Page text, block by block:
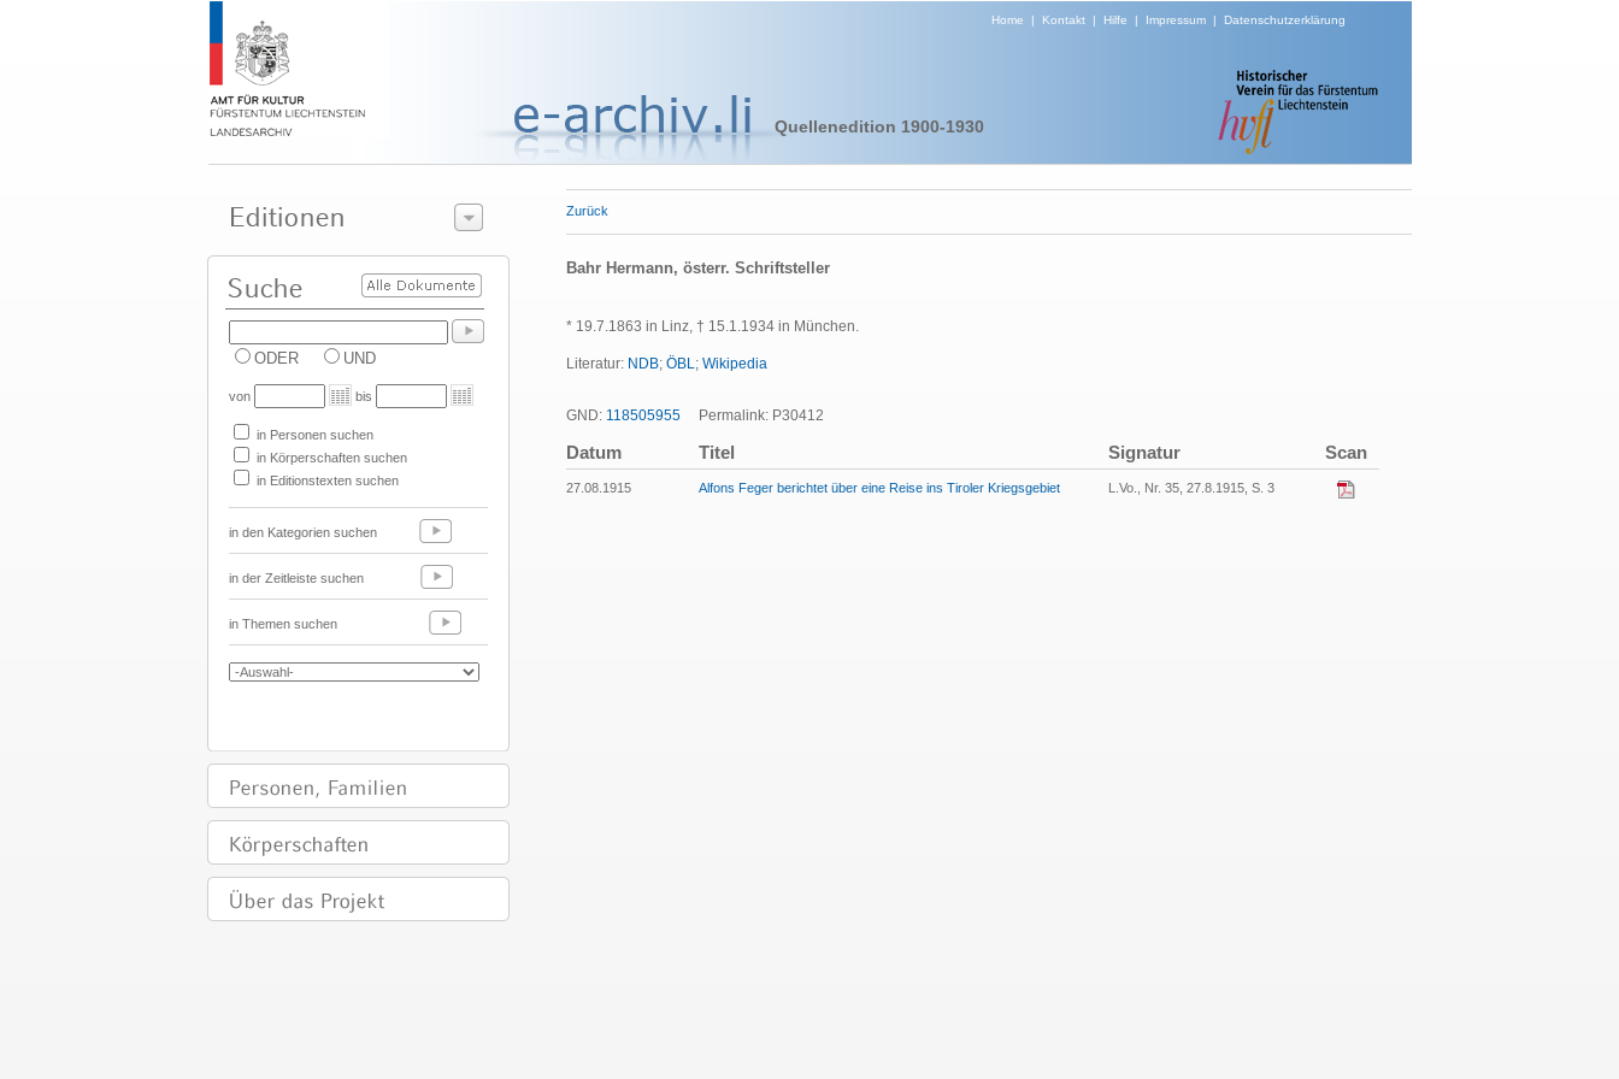
Home | Kontakt| Hilfe | Impressum| Datenschutzerklärung
Quellenedition 1900-1930
ODER UND
von bis
in Personen suchen
in Körperschaften suchen
in Editionstexten suchen
in den Kategorien suchen
in der Zeitleiste suchen
in Themen suchen
Zurück
Bahr Hermann, österr. Schriftsteller
* 19.7.1863 in Linz, † 15.1.1934 in München.
Literatur: NDB; ÖBL; Wikipedia
GND: 118505955 Permalink: P30412
Datum Titel Signatur Scan
27.08.1915 Alfons Feger berichtet über eine Reise ins Tiroler Kriegsgebiet L.Vo., Nr. 35, 27.8.1915, S. 3